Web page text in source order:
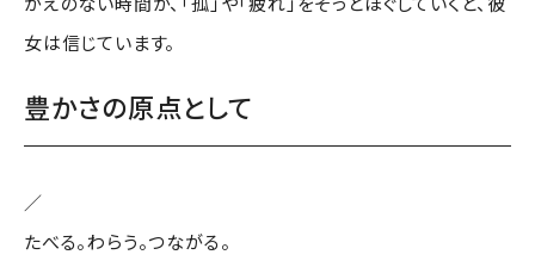
女は信じています。
豊かさの原点として
／
たべる。わらう。つながる。